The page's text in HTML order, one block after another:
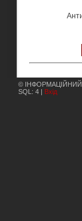
©
SQL: 4 | Вхід